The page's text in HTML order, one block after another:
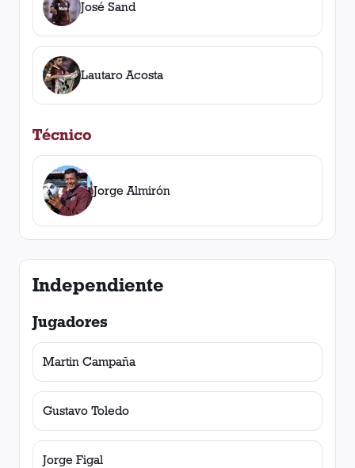
José Sand
Lautaro Acosta
Técnico
Jorge Almirón
Independiente
Jugadores
Martin Campaña
Gustavo Toledo
Jorge Figal